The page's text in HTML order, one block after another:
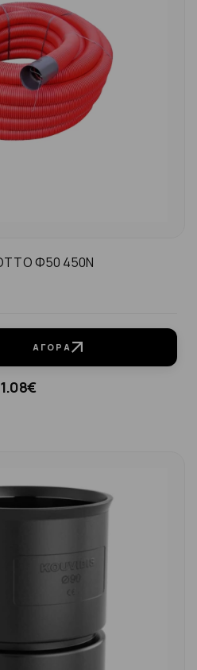
ΣΩΛΗΝΑ ΣΠΙΡΑΛ CAVIDOTTO Φ50 450N
ΑΓΟΡΆ
1.08€